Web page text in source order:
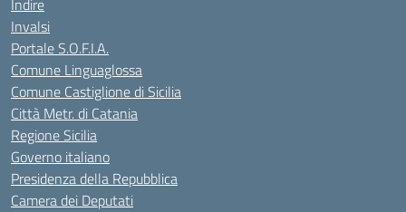
Indire
Invalsi
Portale S.O.F.I.A.
Comune Linguaglossa
Comune Castiglione di Sicilia
Città Metr. di Catania
Regione Sicilia
Governo italiano
Presidenza della Repubblica
Camera dei Deputati